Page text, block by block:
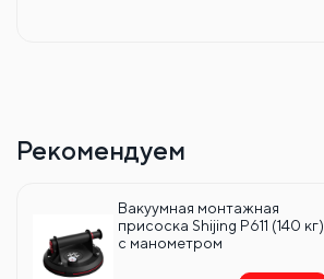
Рекомендуем
Вакуумная монтажная
присоска Shijing P611 (140 кг)
с манометром